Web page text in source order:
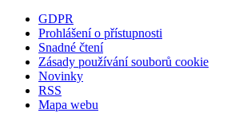
GDPR
Prohlášení o přístupnosti
Snadné čtení
Zásady používání souborů cookie
Novinky
RSS
Mapa webu